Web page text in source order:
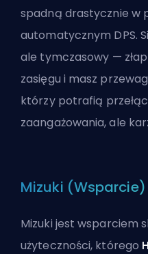
spadną drastycznie w
automatycznym DPS.
ale tymczasowy —
zasięgu i masz
którzy potrafią
zaangażowania, ale
Mizuki
Mizuki jest wsparciem
użyteczności, którego